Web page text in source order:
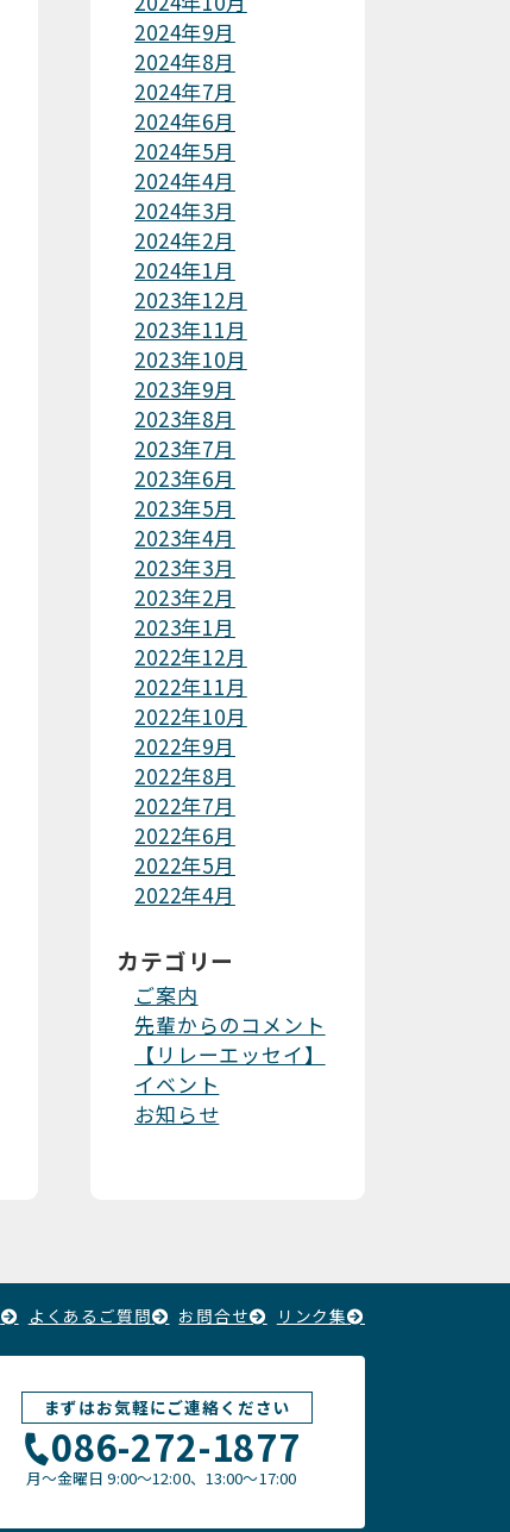
2024年9月
2024年8月
2024年7月
2024年6月
2024年5月
2024年4月
2024年3月
2024年2月
2024年1月
2023年12月
2023年11月
2023年10月
2023年9月
2023年8月
2023年7月
2023年6月
2023年5月
2023年4月
2023年3月
2023年2月
2023年1月
2022年12月
2022年11月
2022年10月
2022年9月
2022年8月
2022年7月
2022年6月
2022年5月
2022年4月
カテゴリー
ご案内
先輩からのコメント
【リレーエッセイ】
イベント
お知らせ
よくあるご質問 お問合せ リンク集
まずはお気軽にご連絡ください
086-272-1877
月〜金曜日9:00～12:00、13:00〜17:00